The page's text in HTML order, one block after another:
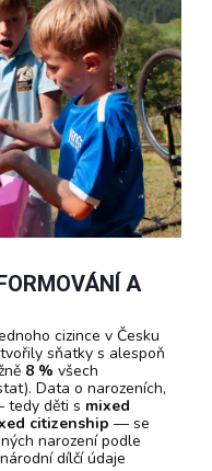
A
cizince v Česku
tvořily sňatky s alespoň
8 % všech
Data o narozeních,
tedy děti s mixed
citizenship — se
narození podle
dílčí údaje